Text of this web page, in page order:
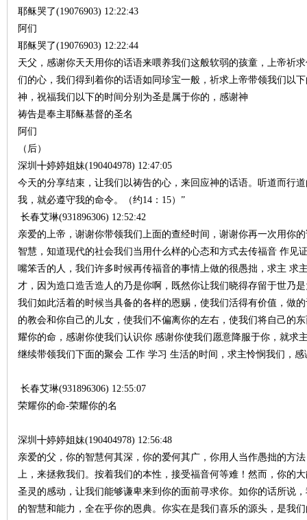
耶稣哭了(19076903) 12:22:43
阿们
耶稣哭了(19076903) 12:22:44
天父，感谢你天天用你的话语来喂养我们这般软弱的孩童，上帝祈
们的心，我们得到着你的话语如同珍宝一般，祈求上帝带领我们以
神，祝福我们以下的时间分别为圣是属于你的，感谢神
祷告是奉主耶稣基督的圣名
阿们
（后）
深圳╋婷婷姐妹(190404978) 12:47:05
今天的分享结束，让我们以祷告的心，来回应神的话语。听道而行
我，就必遵守我的命令。（约14：15）”
长春艾琳(931896306) 12:52:42
亲爱的上帝，谢谢你带领我们上面的查经时间，谢谢你再一次用你
智慧，知道现代的社会我们当用什么样的心态和方式去传福音 作见
嘴笨舌的人，我们许多时候再传福音的事情上做的很愚拙，求主 求
才，因为造口造舌造人的乃是你啊，既然你让我们晓得存留于世乃
我们如此活着的时候当具备的各样的恩赐，使我们活得有价值，做
的教会和你自己的儿女，使我们不偏离你的左右，使我们将自己的
耀你的命，感谢你使我们认识你 感谢你使我们愿意降服于你，就求
继续带领我们下面的聚会 工作 学习 生活的时间，求主怜悯我们，
长春艾琳(931896306) 12:55:07
荣耀你的命-荣耀你的名
深圳╋婷婷姐妹(190404978) 12:56:48
亲爱的父，你的智慧何其深，你的爱何其广，你用人当作愚拙的方
上，来拯救我们。按着我们的本性，接受福音何等难！然而，你的
圣灵的感动，让我们能够谦卑来到你的面前寻求你。如你的话所说
的智慧和能力，全在乎你的恩典。你实在是我们喜乐的源头，是我